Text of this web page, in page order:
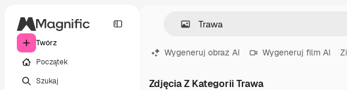
Twórz
Początek
Szukaj
Wygeneruj obraz AI Wygeneruj film AI
Zdjęcia Z Kategorii Trawa